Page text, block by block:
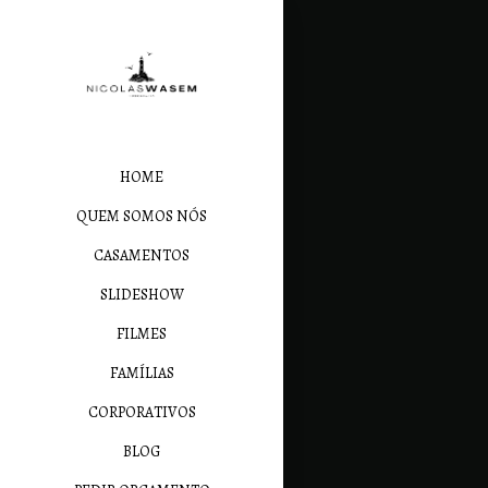
HOME
QUEM SOMOS NÓS
CASAMENTOS
SLIDESHOW
FILMES
FAMÍLIAS
CORPORATIVOS
BLOG